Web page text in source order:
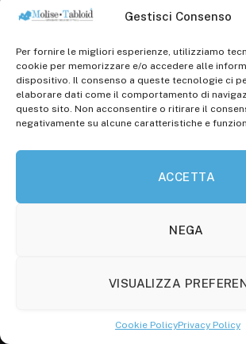
Gestisci Consenso
Per fornire le migliori esperienze, utilizziamo
cookie per memorizzare e/o accedere alle
dispositivo. Il consenso a queste tecnologie ci
elaborare dati come il comportamento di
questo sito. Non acconsentire o ritirare il
negativamente su alcune caratteristiche e
ACCETTA
NEGA
VISUALIZZA
Cookie PolicyPrivacy Policy
Registr. presso il Tribunale di
14.11.2013, Cron. 1254
30.04.2015)
P.Iva: 01707150700
86100 Campobasso (CB)
commerciale@molisetabloid.it